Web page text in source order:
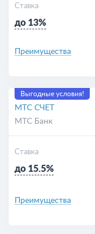
Ставка
до 13%
Преимущества
Выгодные условия!
МТС СЧЕТ
МТС Банк
Ставка
до 15.5%
Преимущества